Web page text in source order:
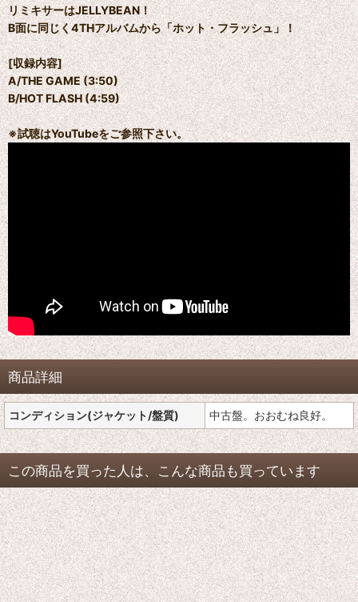
リミキサーはJELLYBEAN！
B面に同じく4THアルバムから「ホット・フラッシュ」！
[収録内容]
A/THE GAME (3:50)
B/HOT FLASH (4:59)
※試聴はYouTubeをご参照下さい。
商品詳細
コンディション(ジャケット/盤質) 中古盤。おおむね良好。
この商品を買った人は、こんな商品も買っています